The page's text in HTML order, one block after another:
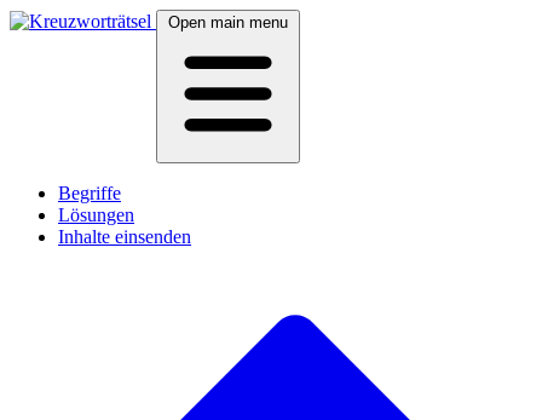
Open main menu
Begriffe
Lösungen
Inhalte einsenden